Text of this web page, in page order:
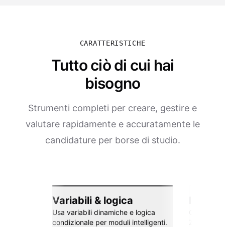
CARATTERISTICHE
Tutto ciò di cui hai
bisogno
Strumenti completi per creare, gestire e
valutare rapidamente e accuratamente le
candidature per borse di studio.
Variabili & logica
Usa variabili dinamiche e logica
condizionale per moduli intelligenti.